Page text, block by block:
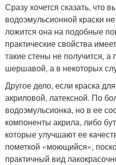
Сразу хочется сказать, что
водоэмульсионной краски
ложится она на подобные
практические свойства
такие стены не получится, а
шершавой, а в некоторых
Другое дело, если краска
акриловой, латексной. По
водоэмульсионка, но в ее
компоненты акрила, либо
которые улучшают ее
пометкой «моющийся»,
практичный вид